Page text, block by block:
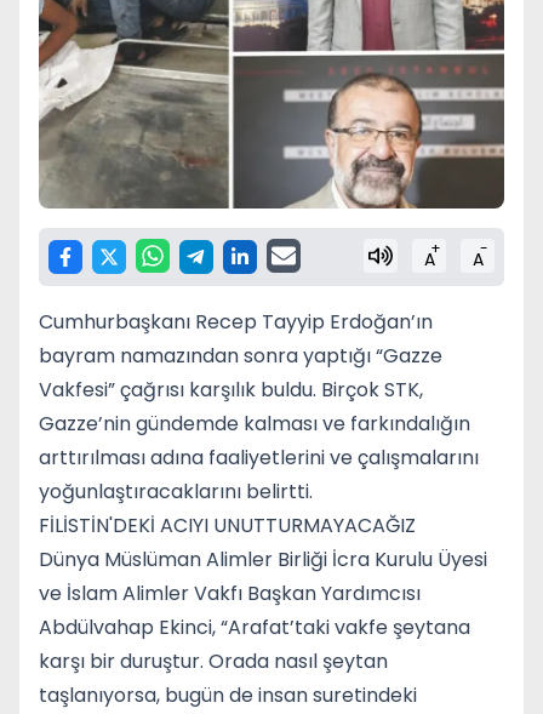
A+ A-
Cumhurbaşkanı Recep Tayyip Erdoğan’ın
bayram namazından sonra yaptığı “Gazze
Vakfesi” çağrısı karşılık buldu. Birçok STK,
Gazze’nin gündemde kalması ve farkındalığın
arttırılması adına faaliyetlerini ve çalışmalarını
yoğunlaştıracaklarını belirtti.
FİLİSTİN'DEKİ ACIYI UNUTTURMAYACAĞIZ
Dünya Müslüman Alimler Birliği İcra Kurulu Üyesi
ve İslam Alimler Vakfı Başkan Yardımcısı
Abdülvahap Ekinci, “Arafat’taki vakfe şeytana
karşı bir duruştur. Orada nasıl şeytan
taşlanıyorsa, bugün de insan suretindeki